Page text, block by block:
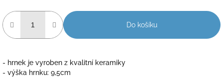
Do košíku
- hrnek je vyroben z kvalitní keramiky
- výška hrnku: 9,5cm